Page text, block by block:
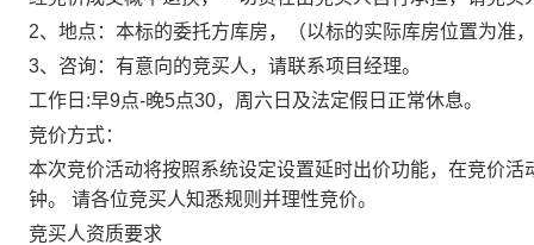
2、地点：本标的委托方库房，（以标的实际库房位置为准
3、咨询：有意向的竞买人，请联系项目经理。
工作日:早9点-晚5点30，周六日及法定假日正常休息。
竞价方式：
本次竞价活动将按照系统设定设置延时出价功能，在竞价
钟。 请各位竞买人知悉规则并理性竞价。
竞买人资质要求